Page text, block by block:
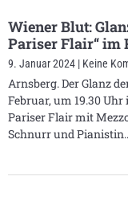
Wiener Blut:
Pariser Flair“ im
9. Januar 2024 Keine
Arnsberg. Der Glanz
Februar, um 19.30
Pariser Flair mit
Schnurr und Pianistin